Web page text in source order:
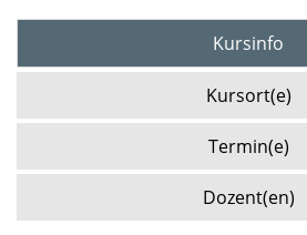
Kursinfo
Kursort(e)
Termin(e)
Dozent(en)